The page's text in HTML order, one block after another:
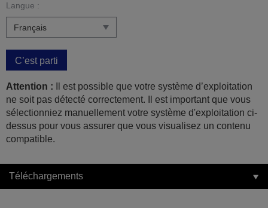
Langue :
C’est parti
Attention : Il est possible que votre système d’exploitation
ne soit pas détecté correctement. Il est important que vous
sélectionniez manuellement votre système d'exploitation ci-
dessus pour vous assurer que vous visualisez un contenu
compatible.
Téléchargements